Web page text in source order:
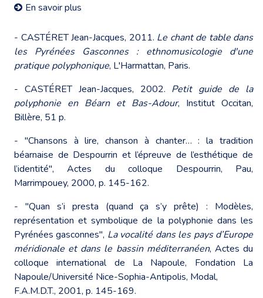
En savoir plus
- CASTÉRET Jean-Jacques, 2011. Le chant de table dans
les Pyrénées Gasconnes : ethnomusicologie d'une
pratique polyphonique, L'Harmattan, Paris.
- CASTÉRET Jean-Jacques, 2002. Petit guide de la
polyphonie en Béarn et Bas-Adour, Institut Occitan,
Billère, 51 p.
- "Chansons à lire, chanson à chanter… : la tradition
béarnaise de Despourrin et l’épreuve de l’esthétique de
l’identité", Actes du colloque Despourrin, Pau,
Marrimpouey, 2000, p. 145-162.
- "Quan s’i presta (quand ça s’y prête) : Modèles,
représentation et symbolique de la polyphonie dans les
Pyrénées gasconnes", La vocalité dans les pays d’Europe
méridionale et dans le bassin méditerranéen, Actes du
colloque international de La Napoule, Fondation La
Napoule/Université Nice-Sophia-Antipolis, Modal,
F.A.M.D.T., 2001, p. 145-169.